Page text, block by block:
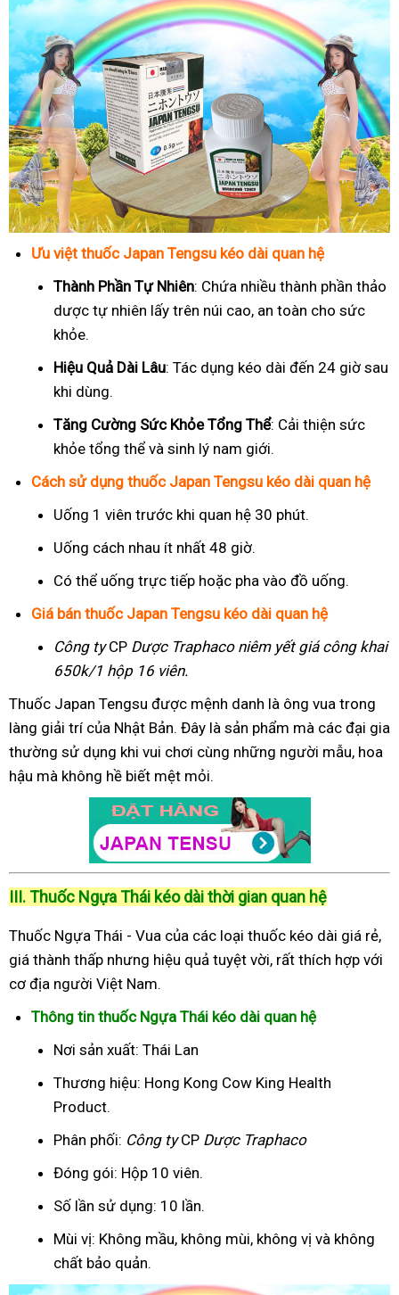
Ưu việt thuốc Japan Tengsu kéo dài quan hệ
Thành Phần Tự Nhiên: Chứa nhiều thành phần thảo
dược tự nhiên lấy trên núi cao, an toàn cho sức
khỏe.
Hiệu Quả Dài Lâu: Tác dụng kéo dài đến 24 giờ sau
khi dùng.
Tăng Cường Sức Khỏe Tổng Thể: Cải thiện sức
khỏe tổng thể và sinh lý nam giới.
Cách sử dụng thuốc Japan Tengsu kéo dài quan hệ
Uống 1 viên trước khi quan hệ 30 phút.
Uống cách nhau ít nhất 48 giờ.
Có thể uống trực tiếp hoặc pha vào đồ uống.
Giá bán thuốc Japan Tengsu kéo dài quan hệ
Công tyCP Dược Traphaconiêm yết giá công khai
650k/1 hộp 16 viên.
Thuốc Japan Tengsu được mệnh danh là ông vua trong
làng giải trí của Nhật Bản. Đây là sản phẩm mà các đại gia
thường sử dụng khi vui chơi cùng những người mẫu, hoa
hậu mà không hề biết mệt mỏi.
III. Thuốc Ngựa Thái kéo dài thời gian quan hệ
Thuốc Ngựa Thái - Vua của các loại thuốc kéo dài giá rẻ,
giá thành thấp nhưng hiệu quả tuyệt vời, rất thích hợp với
cơ địa người Việt Nam.
Thông tin thuốc Ngựa Thái kéo dài quan hệ
Nơi sản xuất: Thái Lan
Thương hiệu: Hong Kong Cow King Health
Product.
Phân phối: Công tyCP Dược Traphaco
Đóng gói: Hộp 10 viên.
Số lần sử dụng: 10 lần.
Mùi vị: Không mầu, không mùi, không vị và không
chất bảo quản.